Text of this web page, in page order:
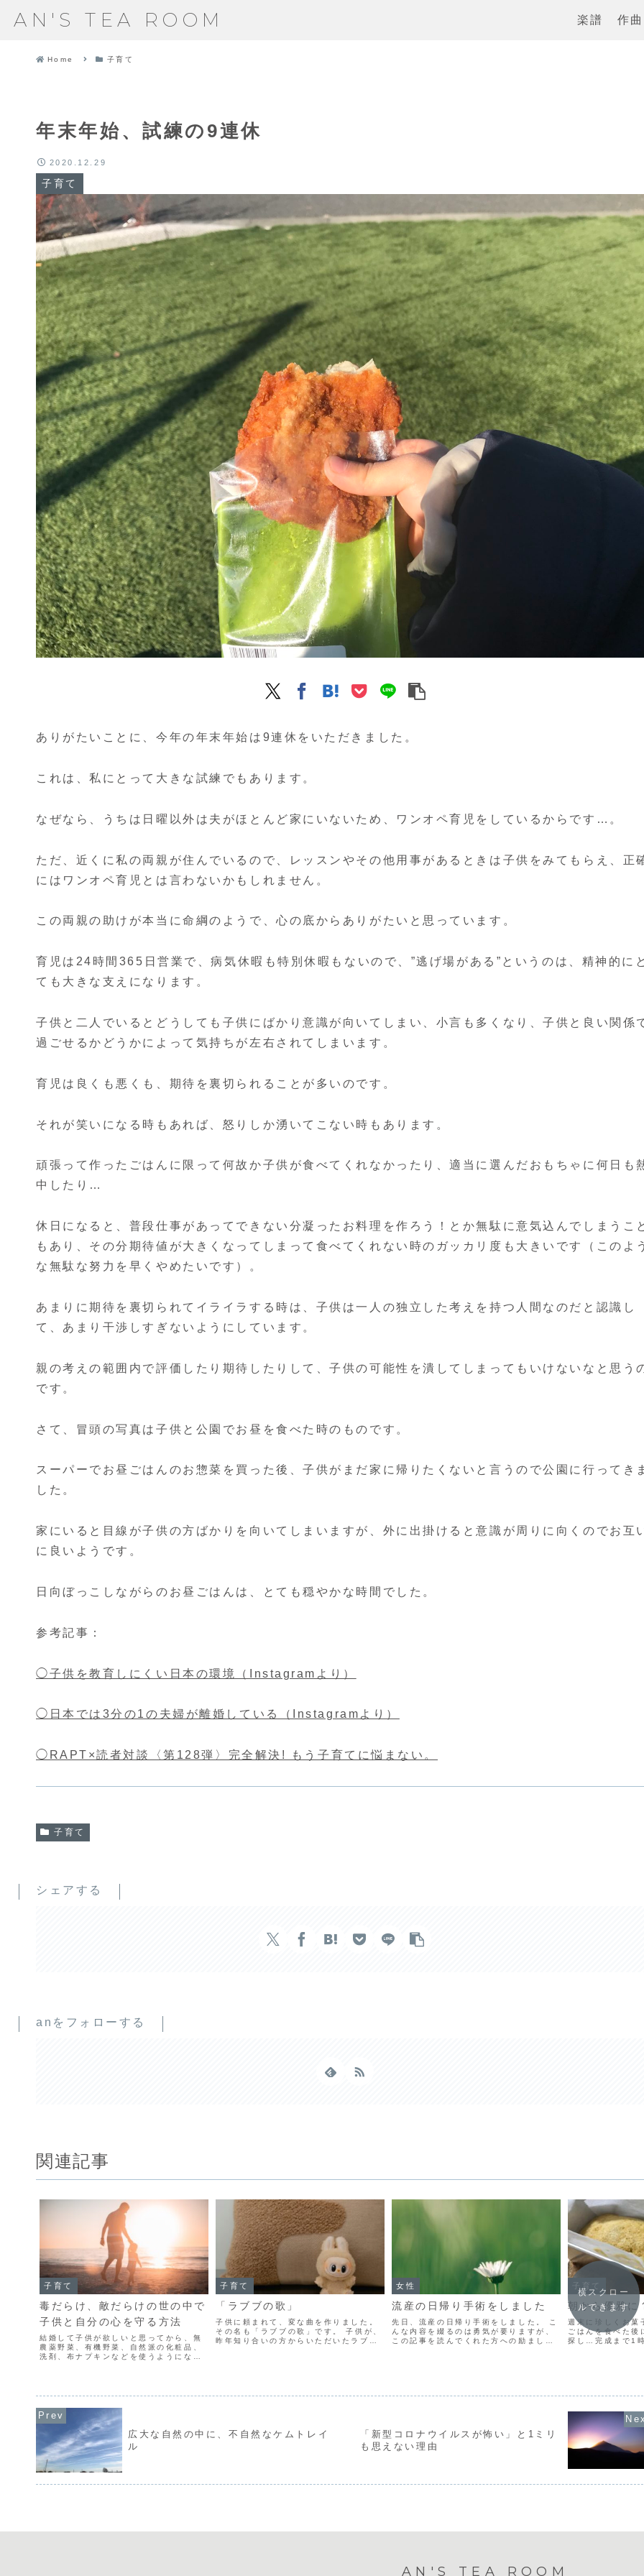
AN'S TEA ROOM 楽譜 作曲
Home 子育て
年末年始、試練の9連休
子育て
2020.12.29
ありがたいことに、今年の年末年始は9連休をいただきました。
これは、私にとって大きな試練でもあります。
なぜなら、うちは日曜以外は夫がほとんど家にいないため、ワンオペ育児をしているからです…。
ただ、近くに私の両親が住んでいるので、レッスンやその他用事があるときは子供をみてもらえ、正
にはワンオペ育児とは言わないかもしれません。
この両親の助けが本当に命綱のようで、心の底からありがたいと思っています。
育児は24時間365日営業で、病気休暇も特別休暇もないので、”逃げ場がある”というのは、精神的にと
ても大きな支えになります。
子供と二人でいるとどうしても子供にばかり意識が向いてしまい、小言も多くなり、子供と良い関係
過ごせるかどうかによって気持ちが左右されてしまいます。
育児は良くも悪くも、期待を裏切られることが多いのです。
それが笑いになる時もあれば、怒りしか湧いてこない時もあります。
頑張って作ったごはんに限って何故か子供が食べてくれなかったり、適当に選んだおもちゃに何日も
中したり…
休日になると、普段仕事があってできない分凝ったお料理を作ろう！とか無駄に意気込んでしまうこ
もあり、その分期待値が大きくなってしまって食べてくれない時のガッカリ度も大きいです（このよう
な無駄な努力を早くやめたいです）。
あまりに期待を裏切られてイライラする時は、子供は一人の独立した考えを持つ人間なのだと認識し
て、あまり干渉しすぎないようにしています。
親の考えの範囲内で評価したり期待したりして、子供の可能性を潰してしまってもいけないなと思う
です。
さて、冒頭の写真は子供と公園でお昼を食べた時のものです。
スーパーでお昼ごはんのお惣菜を買った後、子供がまだ家に帰りたくないと言うので公園に行ってきま
した。
家にいると目線が子供の方ばかりを向いてしまいますが、外に出掛けると意識が周りに向くのでお互
に良いようです。
日向ぼっこしながらのお昼ごはんは、とても穏やかな時間でした。
参考記事：
◯子供を教育しにくい日本の環境（Instagramより）
◯日本では3分の1の夫婦が離婚している（Instagramより）
◯RAPT×読者対談〈第128弾〉完全解決! もう子育てに悩まない。
子育て
シェアする
anをフォローする
関連記事
子育て
毒だらけ、敵だらけの世の中で
子供と自分の心を守る方法
結婚して子供が欲しいと思ってから、無
農薬野菜、有機野菜、自然派の化粧品、
洗剤、布ナプキンなどを使うようになり
子育て
「ラブブの歌」
子供に頼まれて、変な曲を作りました。
その名も「ラブブの歌」です。 子供が、
昨年知り合いの方からいただいたラブブ
女性
流産の日帰り手術をしました
先日、流産の日帰り手術をしました。 こ
んな内容を綴るのは勇気が要りますが、
この記事を読んでくれた方への励ましに
子育て
朝から優雅に
週末に珍しくお菓
ごはんを食べた後
探し…完成まで1
横スクロー
ルできます
広大な自然の中に、不自然なケムトレイ
ル
「新型コロナウイルスが怖い」と1ミリ
も思えない理由
AN'S TEA ROOM